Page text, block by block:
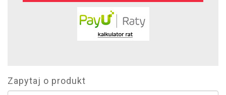
Zapytaj o produkt